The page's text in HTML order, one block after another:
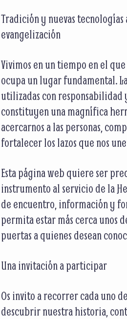
Tradición y nuevas
evangelización
Vivimos en un tiempo en el
ocupa un lugar fundamental.
utilizadas con
constituyen una magnífica
acercarnos a las personas,
fortalecer los lazos que nos
Esta página web quiere ser
instrumento al servicio de la
de encuentro, información y
permita estar más cerca unos
puertas a quienes desean
Una invitación a participar
Os invito a recorrer cada uno
descubrir nuestra historia,